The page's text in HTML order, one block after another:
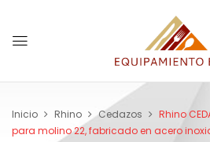
Inicio Rhino Cedazos
Rhino
para molino 22, fabricado en acero